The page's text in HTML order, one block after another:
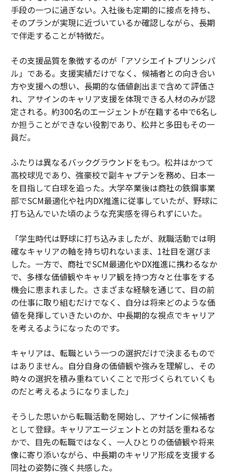
手段の一つに過ぎない。入社後も定期的に接点を持ち、
そのプランが実現に近づいているか確認しながら、長期
で伴走することが特徴だ。
その支援品質を象徴するのが「アソシエイトプリンシパ
ル」である。支援実績だけでなく、候補者との向き合い
方や支援への想い、長期的な価値創出まで含めて評価さ
れ、アサインのキャリア支援を体現できる人材のみが認
定される。約300名のエージェントが在籍する中で6名し
か担うことができない役割であり、松井と多田もその一
員だ。
ふたりは異なるバックグラウンドをもつ。松井はかつて
高校球児であり、強豪校で副キャプテンを務め、日本一
を目指して白球を追った。大学卒業後は商社の鉄鋼事業
部でSCM最適化や社内DX推進に従事していたが、野球に
打ち込んでいた頃のような充実感を得られずにいた。
「学生時代は野球に打ち込みましたが、就職活動では明
確なキャリアの軸を持ち切れないまま、1社目を選びま
した。一方で、商社でSCM最適化やDX推進に携わるなか
で、多様な価値観やキャリア観を持つ方々と仕事をする
機会に恵まれました。さまざまな経験を通じて、目の前
の仕事に取り組むだけでなく、自分は将来どのような価
値を発揮していきたいのか、中長期的な視点でキャリア
を考えるようになったのです。
キャリアは、転職という一つの選択だけで決まるもので
はありません。自分自身の価値観や強みを理解し、その
時々の選択を積み重ねていくことで形づくられていくも
のだと考えるようになりました」
そうした思いから転職活動を開始し、アサインに候補者
として登録。キャリアエージェントとの対話を重ねるな
かで、目先の転職ではなく、一人ひとりの価値観や将来
像に寄り添いながら、中長期のキャリア形成を支援する
同社の姿勢に強く共感した。